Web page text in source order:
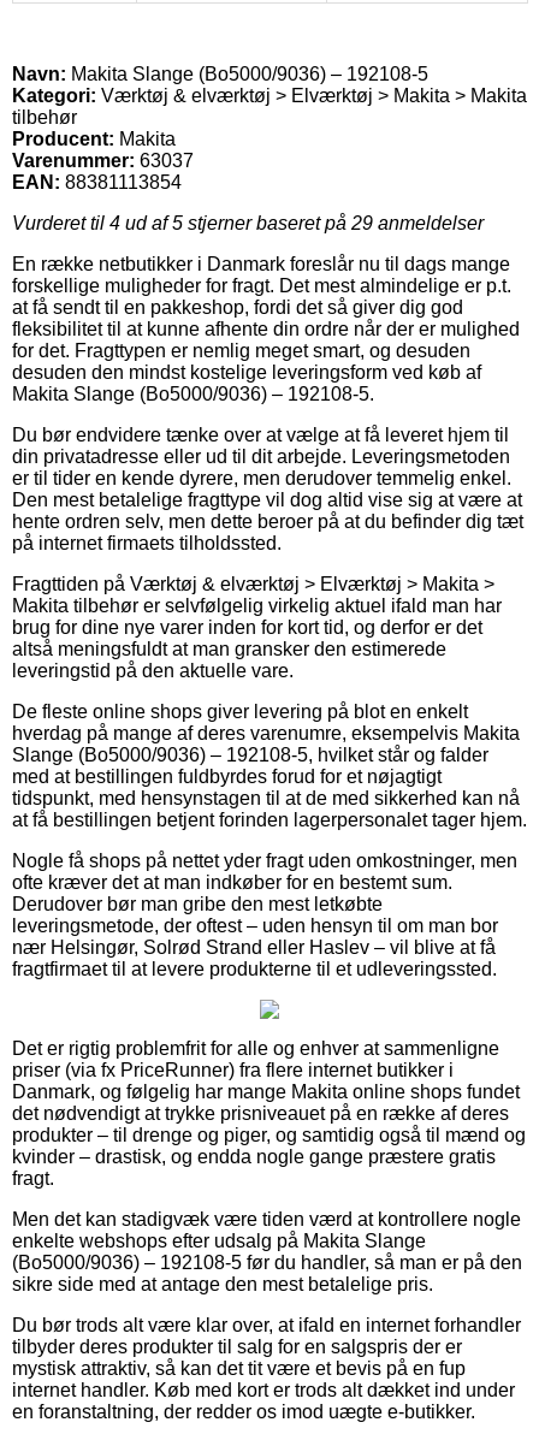
Navn: Makita Slange (Bo5000/9036) – 192108-5
Kategori: Værktøj & elværktøj > Elværktøj > Makita > Makita
tilbehør
Producent: Makita
Varenummer: 63037
EAN: 88381113854
Vurderet til 4 ud af 5 stjerner baseret på 29 anmeldelser
En række netbutikker i Danmark foreslår nu til dags mange
forskellige muligheder for fragt. Det mest almindelige er p.t.
at få sendt til en pakkeshop, fordi det så giver dig god
fleksibilitet til at kunne afhente din ordre når der er mulighed
for det. Fragttypen er nemlig meget smart, og desuden
desuden den mindst kostelige leveringsform ved køb af
Makita Slange (Bo5000/9036) – 192108-5.
Du bør endvidere tænke over at vælge at få leveret hjem til
din privatadresse eller ud til dit arbejde. Leveringsmetoden
er til tider en kende dyrere, men derudover temmelig enkel.
Den mest betalelige fragttype vil dog altid vise sig at være at
hente ordren selv, men dette beroer på at du befinder dig tæt
på internet firmaets tilholdssted.
Fragttiden på Værktøj & elværktøj > Elværktøj > Makita >
Makita tilbehør er selvfølgelig virkelig aktuel ifald man har
brug for dine nye varer inden for kort tid, og derfor er det
altså meningsfuldt at man gransker den estimerede
leveringstid på den aktuelle vare.
De fleste online shops giver levering på blot en enkelt
hverdag på mange af deres varenumre, eksempelvis Makita
Slange (Bo5000/9036) – 192108-5, hvilket står og falder
med at bestillingen fuldbyrdes forud for et nøjagtigt
tidspunkt, med hensynstagen til at de med sikkerhed kan nå
at få bestillingen betjent forinden lagerpersonalet tager hjem.
Nogle få shops på nettet yder fragt uden omkostninger, men
ofte kræver det at man indkøber for en bestemt sum.
Derudover bør man gribe den mest letkøbte
leveringsmetode, der oftest – uden hensyn til om man bor
nær Helsingør, Solrød Strand eller Haslev – vil blive at få
fragtfirmaet til at levere produkterne til et udleveringssted.
Det er rigtig problemfrit for alle og enhver at sammenligne
priser (via fx PriceRunner) fra flere internet butikker i
Danmark, og følgelig har mange Makita online shops fundet
det nødvendigt at trykke prisniveauet på en række af deres
produkter – til drenge og piger, og samtidig også til mænd og
kvinder – drastisk, og endda nogle gange præstere gratis
fragt.
Men det kan stadigvæk være tiden værd at kontrollere nogle
enkelte webshops efter udsalg på Makita Slange
(Bo5000/9036) – 192108-5 før du handler, så man er på den
sikre side med at antage den mest betalelige pris.
Du bør trods alt være klar over, at ifald en internet forhandler
tilbyder deres produkter til salg for en salgspris der er
mystisk attraktiv, så kan det tit være et bevis på en fup
internet handler. Køb med kort er trods alt dækket ind under
en foranstaltning, der redder os imod uægte e-butikker.